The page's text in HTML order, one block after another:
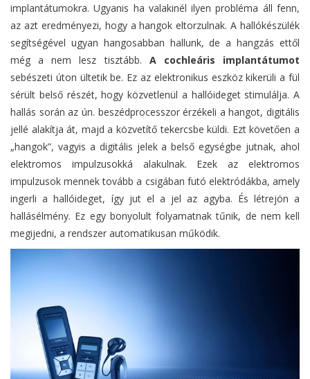
implantátumokra. Ugyanis ha valakinél ilyen probléma áll fenn,
az azt eredményezi, hogy a hangok eltorzulnak. A hallókészülék
segítségével ugyan hangosabban hallunk, de a hangzás ettől
még a nem lesz tisztább. A cochleáris implantátumot
sebészeti úton ültetik be. Ez az elektronikus eszköz kikerüli a fül
sérült belső részét, hogy közvetlenül a hallóideget stimulálja. A
hallás során az ún. beszédprocesszor érzékeli a hangot, digitális
jellé alakítja át, majd a közvetítő tekercsbe küldi. Ezt követően a
„hangok”, vagyis a digitális jelek a belső egységbe jutnak, ahol
elektromos impulzusokká alakulnak. Ezek az elektromos
impulzusok mennek tovább a csigában futó elektródákba, amely
ingerli a hallóideget, így jut el a jel az agyba. És létrejön a
hallásélmény. Ez egy bonyolult folyamatnak tűnik, de nem kell
megijedni, a rendszer automatikusan működik.